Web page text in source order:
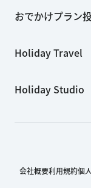
おでかけプラン
Holiday Travel
Holiday Studio
会社概要利用規約個